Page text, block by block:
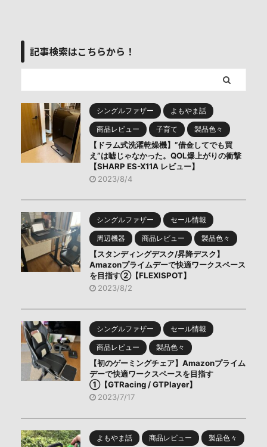
記事検索はこちらから！
シングルファザー よもやま話
商品レビュー 子育て 製品色々
【ドラム式洗濯乾燥機】”借金してでも買
え”は嘘じゃなかった。QOL爆上がりの衝撃
【SHARP ES-X11A レビュー】
2023/8/4
シングルファザー セール情報
周辺機器 商品レビュー 製品色々
【スタンディングデスク/昇降デスク】
Amazonプライムデーで快適ワークスペース
を目指す②【FLEXISPOT】
2023/8/2
シングルファザー セール情報
商品レビュー 製品色々
【初のゲーミングチェア】Amazonプライム
デーで快適ワークスペースを目指す
①【GTRacing / GTPlayer】
2023/7/17
よもやま話 商品レビュー 製品色々